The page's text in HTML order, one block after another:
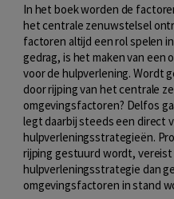
In het boek worden de
het centrale zenuwstelsel
factoren altijd een rol spelen
gedrag, is het maken van een
voor de hulpverlening. Wordt
door rijping van het centrale
omgevingsfactoren? Delfos
legt daarbij steeds een direct
hulpverleningsstrategieën.
rijping gestuurd wordt, vereist
hulpverleningsstrategie dan
omgevingsfactoren in stand